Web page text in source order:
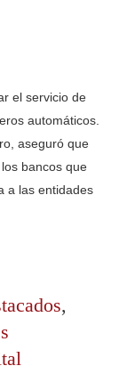
el servicio de
automáticos.
aseguró que
bancos que
a las entidades
,